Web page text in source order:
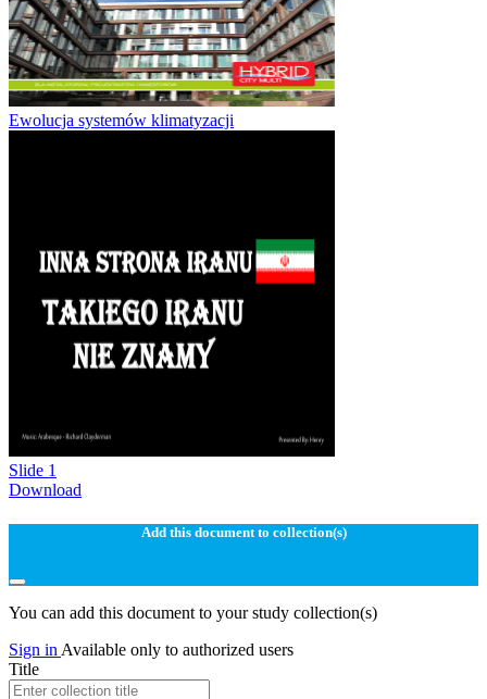
Ewolucja systemów klimatyzacji
Slide 1
Download
Add this document to collection(s)
You can add this document to your study collection(s)
Sign in Available only to authorized users
Title